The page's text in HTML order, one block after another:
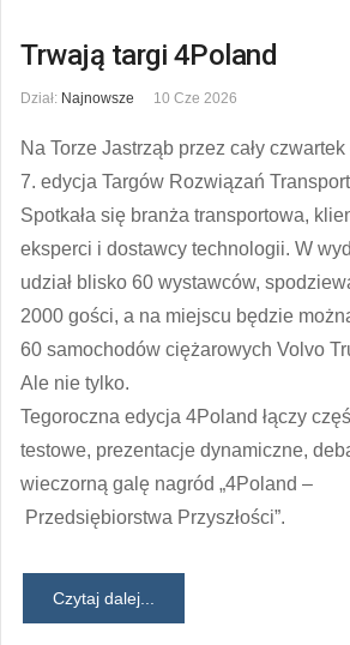
Trwają targi 4Poland
Dział: Najnowsze 10 Cze 2026
Na Torze Jastrząb przez cały
7. edycja Targów Rozwiązań
Spotkała się branża transportowa,
eksperci i dostawcy technologii. W
udział blisko 60 wystawców,
2000 gości, a na miejscu będzie
60 samochodów ciężarowych Volvo
Ale nie tylko.
Tegoroczna edycja 4Poland łączy
testowe, prezentacje dynamiczne,
wieczorną galę nagród „4Poland –
Przedsiębiorstwa Przyszłości”.
Czytaj dalej...